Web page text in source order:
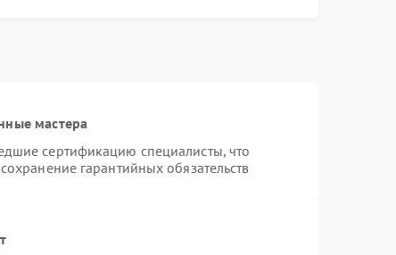
мастера
сертификацию специалисты, что
гарантийных обязательств